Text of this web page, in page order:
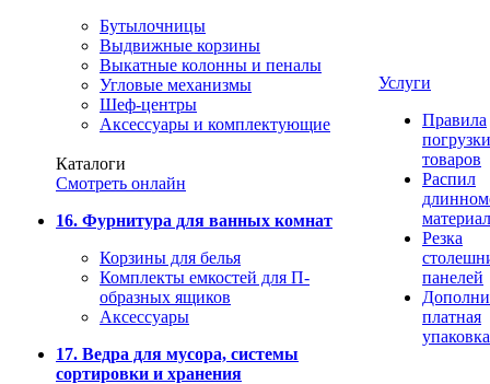
Бутылочницы
Выдвижные корзины
Выкатные колонны и пеналы
Угловые механизмы
Шеф-центры
Аксессуары и комплектующие
Каталоги
Смотреть онлайн
16. Фурнитура для ванных комнат
Корзины для белья
Комплекты емкостей для П-
образных ящиков
Аксессуары
17. Ведра для мусора, системы
сортировки и хранения
Услуги
Правила
погрузки
товаров
Распил
Резка
панелей
платная
упаковка